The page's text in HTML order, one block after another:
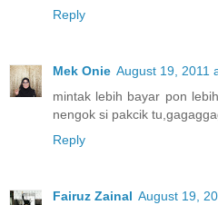
Reply
Mek Onie August 19, 2011
mintak lebih bayar pon
nengok si pakcik
Reply
Fairuz Zainal August 19,